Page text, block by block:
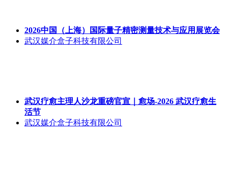
2026中国（上海）国际量子精密测量技术与应用展览会
武汉媒介盒子科技有限公司
武汉疗愈主理人沙龙重磅官宣｜愈场-2026 武汉疗愈生
活节
武汉媒介盒子科技有限公司